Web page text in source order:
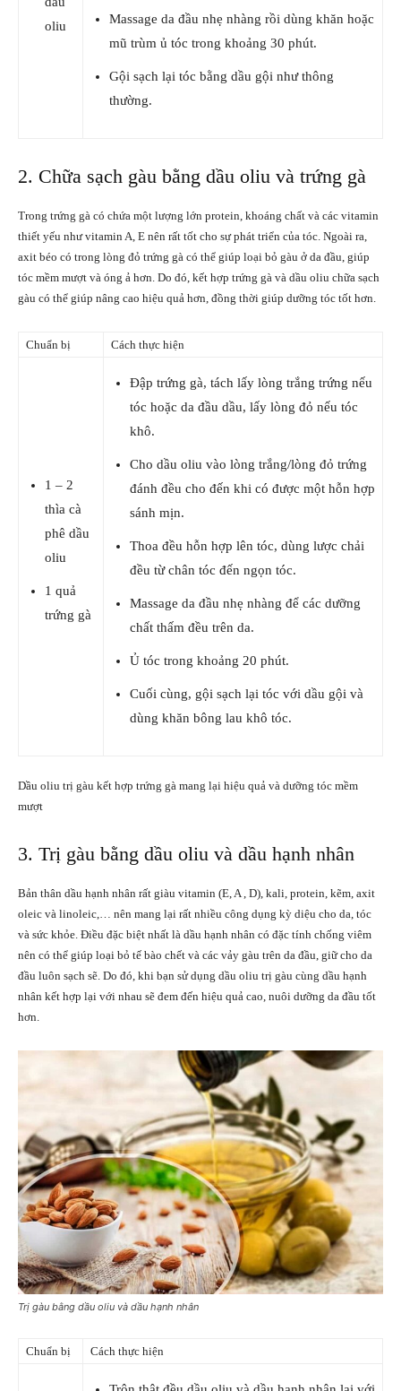
oliu
Massage da đầu nhẹ nhàng rồi dùng khăn hoặc
mũ trùm ủ tóc trong khoảng 30 phút.
Gội sạch lại tóc bằng dầu gội như thông
thường.
2. Chữa sạch gàu bằng dầu oliu và trứng gà
Trong trứng gà có chứa một lượng lớn protein, khoáng chất và các vitamin
thiết yếu như vitamin A, E nên rất tốt cho sự phát triển của tóc. Ngoài ra,
axit béo có trong lòng đỏ trứng gà có thể giúp loại bỏ gàu ở da đầu, giúp
tóc mềm mượt và óng ả hơn. Do đó, kết hợp trứng gà và dầu oliu chữa sạch
gàu có thể giúp nâng cao hiệu quả hơn, đồng thời giúp dưỡng tóc tốt hơn.
Chuẩn bị Cách thực hiện
1 – 2
thìa cà
phê dầu
oliu
1 quả
trứng gà
Đập trứng gà, tách lấy lòng trắng trứng nếu
tóc hoặc da đầu dầu, lấy lòng đỏ nếu tóc
khô.
Cho dầu oliu vào lòng trắng/lòng đỏ trứng
đánh đều cho đến khi có được một hỗn hợp
sánh mịn.
Thoa đều hỗn hợp lên tóc, dùng lược chải
đều từ chân tóc đến ngọn tóc.
Massage da đầu nhẹ nhàng để các dưỡng
chất thấm đều trên da.
Ủ tóc trong khoảng 20 phút.
Cuối cùng, gội sạch lại tóc với dầu gội và
dùng khăn bông lau khô tóc.
Dầu oliu trị gàu kết hợp trứng gà mang lại hiệu quả và dưỡng tóc mềm
mượt
3. Trị gàu bằng dầu oliu và dầu hạnh nhân
Bản thân dầu hạnh nhân rất giàu vitamin (E, A , D), kali, protein, kẽm, axit
oleic và linoleic,… nên mang lại rất nhiều công dụng kỳ diệu cho da, tóc
và sức khỏe. Điều đặc biệt nhất là dầu hạnh nhân có đặc tính chống viêm
nên có thể giúp loại bỏ tế bào chết và các vảy gàu trên da đầu, giữ cho da
đầu luôn sạch sẽ. Do đó, khi bạn sử dụng dầu oliu trị gàu cùng dầu hạnh
nhân kết hợp lại với nhau sẽ đem đến hiệu quả cao, nuôi dưỡng da đầu tốt
hơn.
Trị gàu bằng dầu oliu và dầu hạnh nhân
Chuẩn bị Cách thực hiện